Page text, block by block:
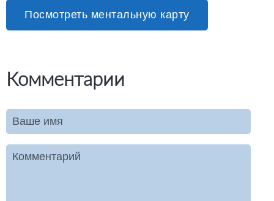
Посмотреть ментальную карту
Комментарии
Ваше имя
Комментарий